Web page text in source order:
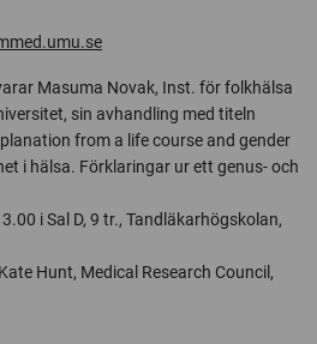
Masuma Novak, Inst. för folkhälsa
sin avhandling med titeln
from a life course and gender
i hälsa. Förklaringar ur ett genus- och
i Sal D, 9 tr., Tandläkarhögskolan,
Hunt, Medical Research Council,